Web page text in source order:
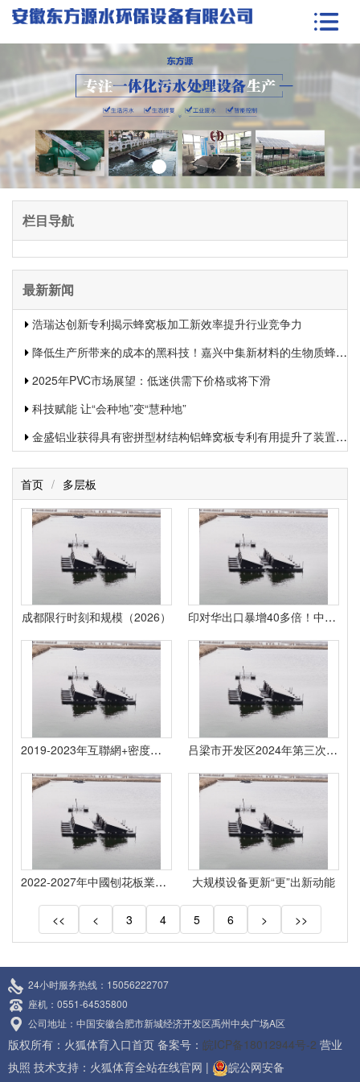
栏目导航
最新新闻
浩瑞达创新专利揭示蜂窝板加工新效率提升行业竞争力
降低生产所带来的成本的黑科技！嘉兴中集新材料的生物质蜂窝板专利申报引发热议
2025年PVC市场展望：低迷供需下价格或将下滑
科技赋能 让“会种地”变“慧种地”
金盛铝业获得具有密拼型材结构铝蜂窝板专利有用提升了装置功率和装置质量
首页 / 多层板
成都限行时刻和规模（2026） 印对华出口暴增40多倍！中方一句话戳破那是我们淘汰的低端产业
2019-2023年互聯網+密度板行業運營形式及市場远景研讨報告 吕梁市开发区2024年第三次“三个一批”项目会集开工典礼在交城县举办
2022-2027年中國刨花板業深度調研剖析及供需格式預測報告 大规模设备更新“更”出新动能
<< < 3 4 5 6 > >>
24小时服务热线：15056222707
座机：0551-64535800
公司地址：中国安徽合肥市新城经济开发区禹州中央广场A区
版权所有：火狐体育入口首页 备案号： 皖ICP备18012944号-2 营业
执照 技术支持： 火狐体育全站在线官网 |
皖公网安备